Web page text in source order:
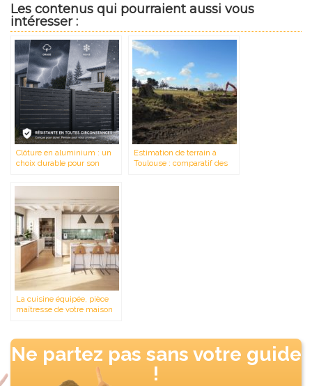
Les contenus qui pourraient aussi vous
intéresser :
Clôture en aluminium : un
choix durable pour son
Estimation de terrain à
Toulouse : comparatif des
La cuisine équipée, pièce
maîtresse de votre maison
Ne partez pas sans votre guide
!